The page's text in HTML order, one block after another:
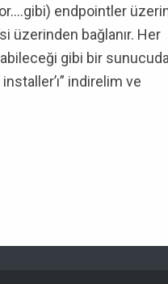
endpointler
üzerinden bağlanır. Her
gibi bir sunucuda
indirelim ve